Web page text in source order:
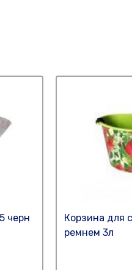
черн
Корзина для
ремнем 3л